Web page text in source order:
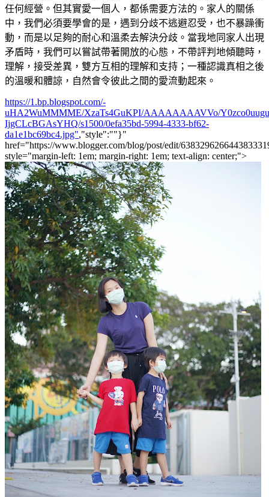
任何經營。但其實愛一個人，都係需要方法的。家人的關係
中，我們必須要學會的是，遇到分歧不逃避忍受，也不暴躁衝
動，而是以足夠的耐心和溫柔去解決分歧。當我地同家人出現
矛盾時，我們可以嘗試帶著開放的心態，不帶評判地傾聽時，
理解，接受差異，雙方互相的理解和支持；一種認識真相之後
的溫暖和體諒，自然會令彼此之間的愛流動起來。
https://1.bp.blogspot.com/-
uHA2WuMMMME/XzaTs4GuKPI/AAAAAAAAVVo/
IjgCLcBGAsYHQ/s1500/0efa35bd-5994-4333-bf62-
da1e1bc69bc4.jpg","style":""}"
href="https://www.blogger.com/blog/post/edit/
style="margin-left: 1em; margin-right: 1em; text-align: center;">